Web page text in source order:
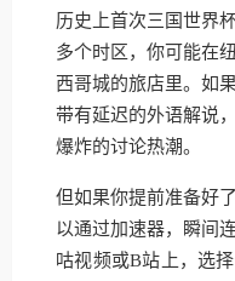
历史上首次三国世界
多个时区，你可能在
西哥城的旅店里。如
带有延迟的外语解说
爆炸的讨论热潮。
但如果你提前准备好
以通过加速器，瞬间
咕视频或B站上，选